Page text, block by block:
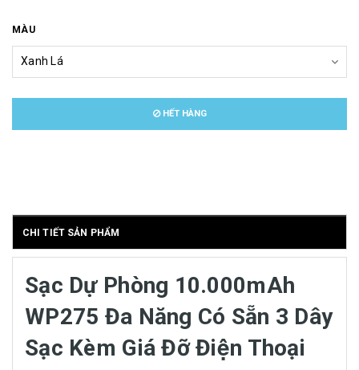
MÀU
HẾT HÀNG
CHI TIẾT SẢN PHẨM
Sạc Dự Phòng 10.000mAh
WP275 Đa Năng Có Sẵn 3 Dây
Sạc Kèm Giá Đỡ Điện Thoại